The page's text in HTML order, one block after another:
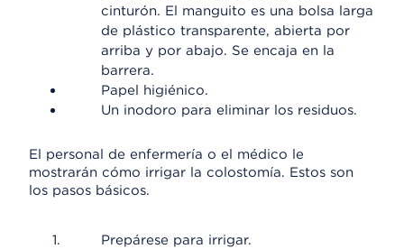
cinturón. El manguito es una bolsa larga
de plástico transparente, abierta por
arriba y por abajo. Se encaja en la
barrera.
Papel higiénico.
Un inodoro para eliminar los residuos.
El personal de enfermería o el médico le
mostrarán cómo irrigar la colostomía. Estos son
los pasos básicos.
Prepárese para irrigar.